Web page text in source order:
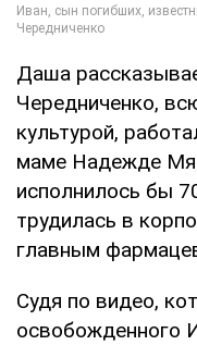
Даша
Чередниченко,
культурой,
маме Надежде
исполнилось бы
трудилась в
главным
Судя по видео,
освобожденного